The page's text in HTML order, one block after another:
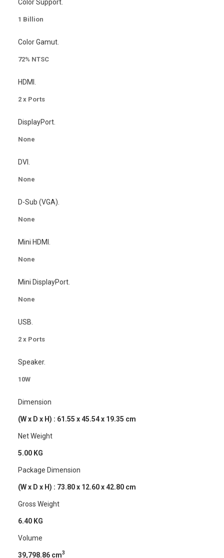
Color Support.
1 Billion
Color Gamut.
72% NTSC
HDMI.
2 x Ports
DisplayPort.
None
DVI.
None
D-Sub (VGA).
None
Mini HDMI.
None
Mini DisplayPort.
None
USB.
2 x Ports
Speaker.
10W
Dimension
(W x D x H) : 61.55 x 45.54 x 19.35 cm
Net Weight
5.00 KG
Package Dimension
(W x D x H) : 73.80 x 12.60 x 42.80 cm
Gross Weight
6.40 KG
Volume
39,798.86 cm3